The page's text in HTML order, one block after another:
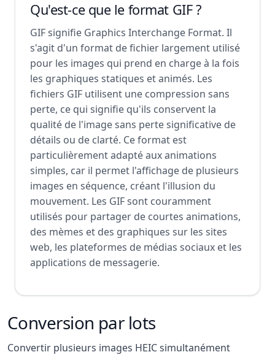
Qu'est-ce que le format GIF ?
GIF signifie Graphics Interchange Format. Il
s'agit d'un format de fichier largement utilisé
pour les images qui prend en charge à la fois
les graphiques statiques et animés. Les
fichiers GIF utilisent une compression sans
perte, ce qui signifie qu'ils conservent la
qualité de l'image sans perte significative de
détails ou de clarté. Ce format est
particulièrement adapté aux animations
simples, car il permet l'affichage de plusieurs
images en séquence, créant l'illusion du
mouvement. Les GIF sont couramment
utilisés pour partager de courtes animations,
des mèmes et des graphiques sur les sites
web, les plateformes de médias sociaux et les
applications de messagerie.
Conversion par lots
Convertir plusieurs images HEIC simultanément